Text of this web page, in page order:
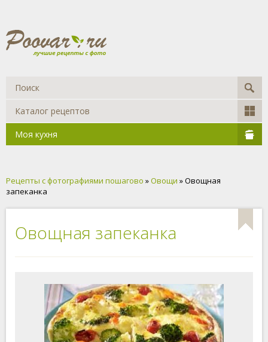
Каталог рецептов
Моя кухня
Рецепты с фотографиями пошагово »Овощи » Овощная
запеканка
Овощная запеканка